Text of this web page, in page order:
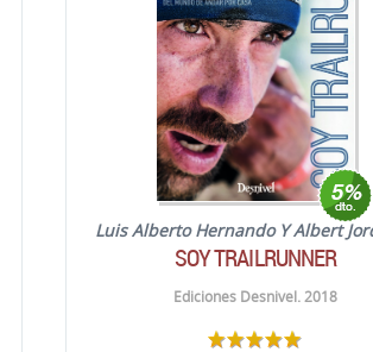
Luis Alberto Hernando Y Albert
SOY TRAILRUNNER
Ediciones Desnivel. 2018